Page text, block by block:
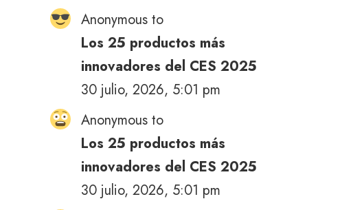
Anonymous to
Los 25 productos más
innovadores del CES 2025
30 julio, 2026, 5:01 pm
Anonymous to
Los 25 productos más
innovadores del CES 2025
30 julio, 2026, 5:01 pm